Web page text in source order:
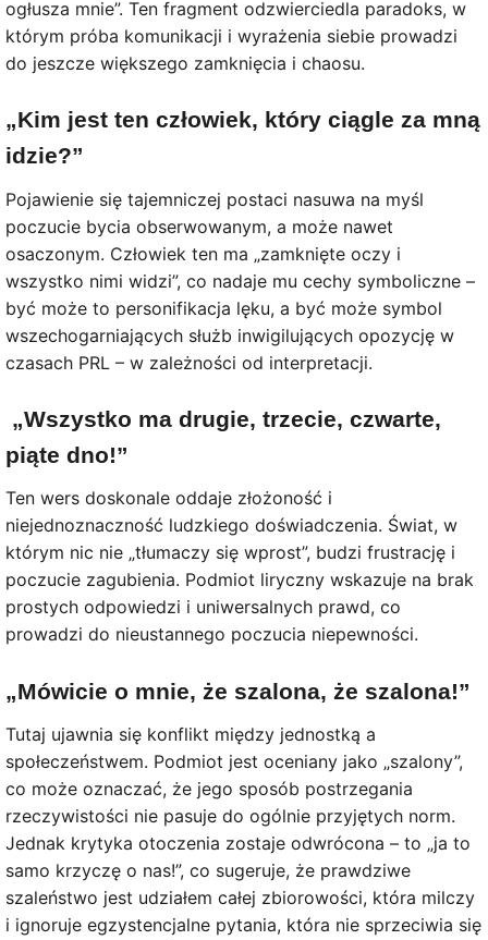
ogłusza mnie”. Ten fragment odzwierciedla paradoks, w
którym próba komunikacji i wyrażenia siebie prowadzi
do jeszcze większego zamknięcia i chaosu.
„Kim jest ten człowiek, który ciągle za mną
idzie?”
Pojawienie się tajemniczej postaci nasuwa na myśl
poczucie bycia obserwowanym, a może nawet
osaczonym. Człowiek ten ma „zamknięte oczy i
wszystko nimi widzi”, co nadaje mu cechy symboliczne –
być może to personifikacja lęku, a być może symbol
wszechogarniających służb inwigilujących opozycję w
czasach PRL – w zależności od interpretacji.
„Wszystko ma drugie, trzecie, czwarte,
piąte dno!”
Ten wers doskonale oddaje złożoność i
niejednoznaczność ludzkiego doświadczenia. Świat, w
którym nic nie „tłumaczy się wprost”, budzi frustrację i
poczucie zagubienia. Podmiot liryczny wskazuje na brak
prostych odpowiedzi i uniwersalnych prawd, co
prowadzi do nieustannego poczucia niepewności.
„Mówicie o mnie, że szalona, że szalona!”
Tutaj ujawnia się konflikt między jednostką a
społeczeństwem. Podmiot jest oceniany jako „szalony”,
co może oznaczać, że jego sposób postrzegania
rzeczywistości nie pasuje do ogólnie przyjętych norm.
Jednak krytyka otoczenia zostaje odwrócona – to „ja to
samo krzyczę o nas!”, co sugeruje, że prawdziwe
szaleństwo jest udziałem całej zbiorowości, która milczy
i ignoruje egzystencjalne pytania, która nie sprzeciwia się